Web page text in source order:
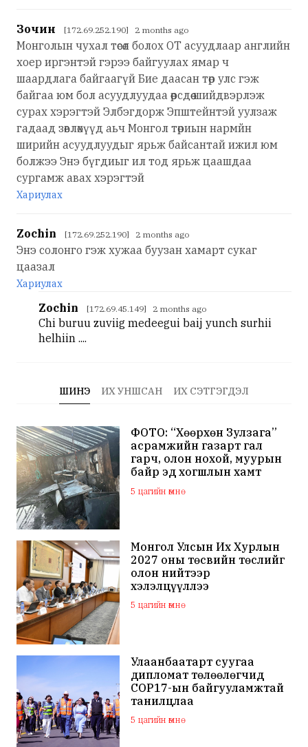
Зочин [172.69.252.190] 2 months ago
Монголын чухал төсөл болох ОТ асуудлаар английн
хоер иргэнтэй гэрээ байгуулах ямар ч
шаардлага байгаагүй Бие даасан төр улс гэж
байгаа юм бол асуудлуудаа өөрсдөө шийдвэрлэж
сурах хэрэгтэй Элбэгдорж Эпштейнтэй уулзаж
гадаад зөвлөхүүд аьч Монгол төриын нармйн
ширийн асуудлуудыг ярьж байсантай ижил юм
болжээ Энэ бүгдиыг ил тод ярьж цаашдаа
сургамж авах хэрэгтэй
Хариулах
Zochin [172.69.252.190] 2 months ago
Энэ солонго гэж хужаа буузан хамарт сукаг
цаазал
Хариулах
Zochin [172.69.45.149] 2 months ago
Chi buruu zuviig medeegui baij yunch surhii
helhiin ....
ШИНЭ ИХ УНШСАН ИХ СЭТГЭГДЭЛ
ФОТО: “Хөөрхөн Зулзага”
асрамжийн газарт гал
гарч, олон нохой, муурын
байр эд хогшлын хамт
шатжээ
5 цагийн өмнө
Монгол Улсын Их Хурлын
2027 оны төсвийн төслийг
олон нийтээр
хэлэлцүүллээ
5 цагийн өмнө
Улаанбаатарт суугаа
дипломат төлөөлөгчид
COP17-ын байгууламжтай
танилцлаа
5 цагийн өмнө